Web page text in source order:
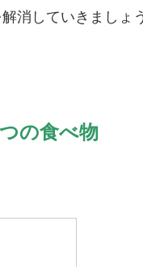
消していきましょう
の食べ物